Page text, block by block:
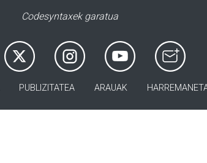
Codesyntaxek garatua
PUBLIZITATEA ARAUAK